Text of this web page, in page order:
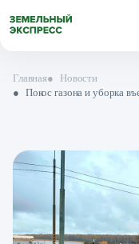
Главная●
Новости
● Покос газона и уборка